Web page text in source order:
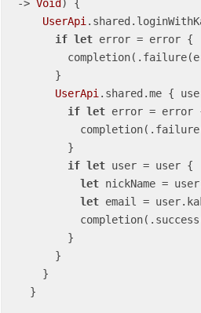
-> Void )
{
UserApi
if let error = error {
UserApi .shared.me {
if let error = error
if let user = user {
let nickName =
let email =